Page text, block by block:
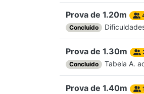
Prova de 1.20m
Concluido
Prova de 1.30m
Concluido
Tabela A.
Prova de 1.40m